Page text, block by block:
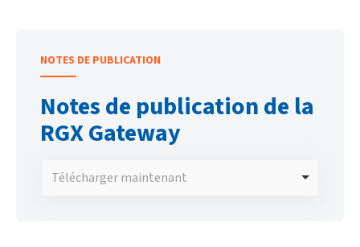
NOTES DE PUBLICATION
Notes de publication de la
RGX Gateway
Télécharger maintenant